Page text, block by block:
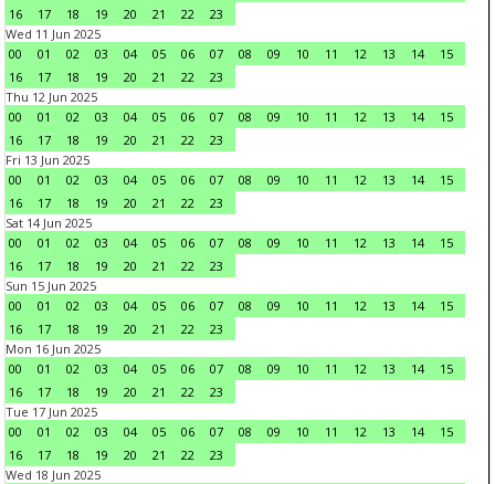
16
17 18 19 20 21 22
23
Wed 11 Jun 2025
00
01 02 03 04 05 06 07 08 09 10 11 12 13 14
15
16
17 18 19 20 21 22
23
Thu 12 Jun 2025
00
01 02 03 04 05 06 07 08 09 10 11 12 13 14
15
16
17 18 19 20 21 22
23
Fri 13 Jun 2025
00
01 02 03 04 05 06 07 08 09 10 11 12 13 14
15
16
17 18 19 20 21 22
23
Sat 14 Jun 2025
00
01 02 03 04 05 06 07 08 09 10 11 12 13 14
15
16
17 18 19 20 21 22
23
Sun 15 Jun 2025
00
01 02 03 04 05 06 07 08 09 10 11 12 13 14
15
16
17 18 19 20 21 22
23
Mon 16 Jun 2025
00
01 02 03 04 05 06 07 08 09 10 11 12 13 14
15
16
17 18 19 20 21 22
23
Tue 17 Jun 2025
00
01 02 03 04 05 06 07 08 09 10 11 12 13 14
15
16
17 18 19 20 21 22
23
Wed 18 Jun 2025